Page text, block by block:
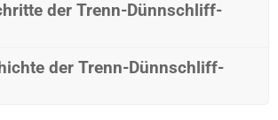
der Trenn-Dünnschliff-
der Trenn-Dünnschliff-